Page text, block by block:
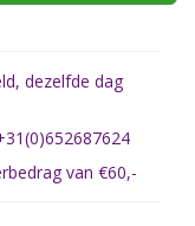
die gepassioneerd is
dezelfde dag
van €60,-